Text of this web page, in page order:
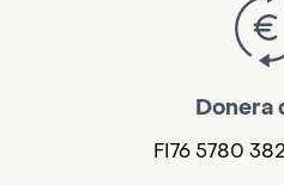
Donera
FI76 5780